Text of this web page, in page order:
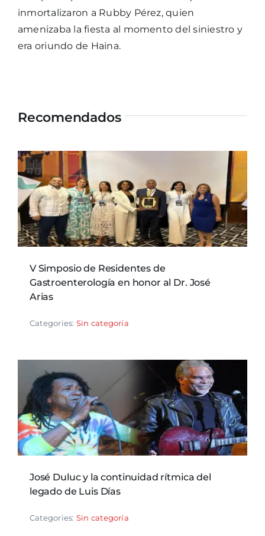
inmortalizaron a Rubby Pérez, quien
amenizaba la fiesta al momento del siniestro y
era oriundo de Haina.
Recomendados
V Simposio de Residentes de
Gastroenterología en honor al Dr. José
Arias
Categories: Sin categoría
José Duluc y la continuidad rítmica del
legado de Luis Días
Categories: Sin categoría